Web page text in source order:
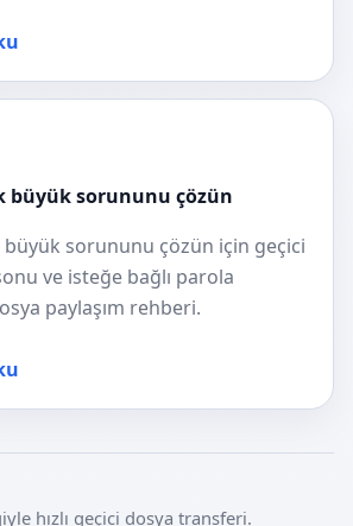
büyük sorununu çözün
büyük sorununu çözün için geçici
ve isteğe bağlı parola
paylaşım rehberi.
hızlı geçici dosya transferi.